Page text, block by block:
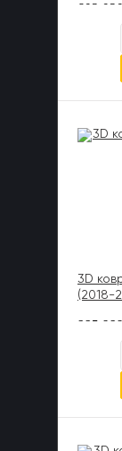
602
В
3D
(2018-
885
В